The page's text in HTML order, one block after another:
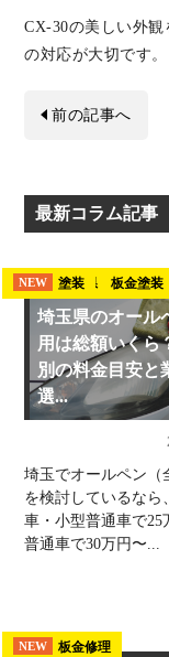
CX-30の美しい外
の対応が大切です。
前の記事へ
最新コラム記事
NEW 埼玉県 板金塗装
NEW 塗装
埼玉県のオール
用は総額いくら
別の料金目安と
選...
埼玉でオールペン（
を検討しているなら
車・小型普通車で25
普通車で30万円〜...
NEW 板金修理